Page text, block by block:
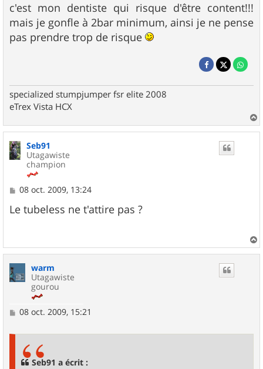
c'est mon dentiste qui risque d'être content!!!
mais je gonfle à 2bar minimum, ainsi je ne pense
pas prendre trop de risque
specialized stumpjumper fsr elite 2008
eTrex Vista HCX
a
u
Seb91
Utagawiste
champion
M
s
s
e
08 oct. 2009, 13:24
Le tubeless ne t'attire pas ?
a
warm
Utagawiste
gourou
M
08 oct. 2009, 15:21
Seb91 a écrit :